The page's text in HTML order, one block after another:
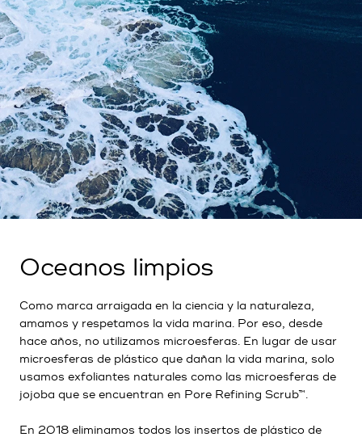
Oceanos limpios
Como marca arraigada en la ciencia y la naturaleza,
amamos y respetamos la vida marina. Por eso, desde
hace años, no utilizamos microesferas. En lugar de usar
microesferas de plástico que dañan la vida marina, solo
usamos exfoliantes naturales como las microesferas de
jojoba que se encuentran en Pore Refining Scrub™.
En 2018 eliminamos todos los insertos de plástico de